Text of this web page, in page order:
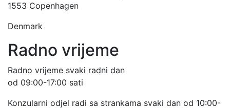
1553 Copenhagen
Denmark
Radno vrijeme
Radno vrijeme svaki radni dan
od 09:00-17:00 sati
Konzularni odjel radi sa strankama svaki dan od 10:00-